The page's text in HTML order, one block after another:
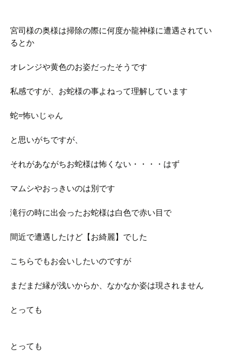
宮司様の奥様は掃除の際に何度か龍神様に遭遇されてい
るとか
オレンジや黄色のお姿だったそうです
私感ですが、お蛇様の事よねって理解しています
蛇=怖いじゃん
と思いがちですが、
それがあながちお蛇様は怖くない・・・・はず
マムシやおっきいのは別です
滝行の時に出会ったお蛇様は白色で赤い目で
間近で遭遇したけど【お綺麗】でした
こちらでもお会いしたいのですが
まだまだ縁が浅いからか、なかなか姿は現されません
とっても
とっても